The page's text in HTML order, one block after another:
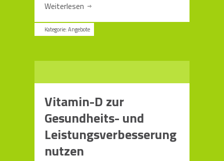
Weiterlesen
Kategorie:Angebote
Vitamin-D zur
Gesundheits- und
Leistungsverbesserung
nutzen